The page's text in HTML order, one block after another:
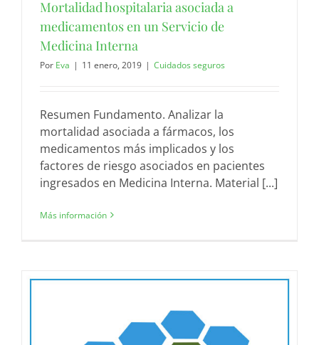
Mortalidad hospitalaria asociada a
medicamentos en un Servicio de
Medicina Interna
Por Eva | 11 enero, 2019 | Cuidados seguros
Resumen Fundamento. Analizar la
mortalidad asociada a fármacos, los
medicamentos más implicados y los
factores de riesgo asociados en pacientes
ingresados en Medicina Interna. Material [...]
Más información